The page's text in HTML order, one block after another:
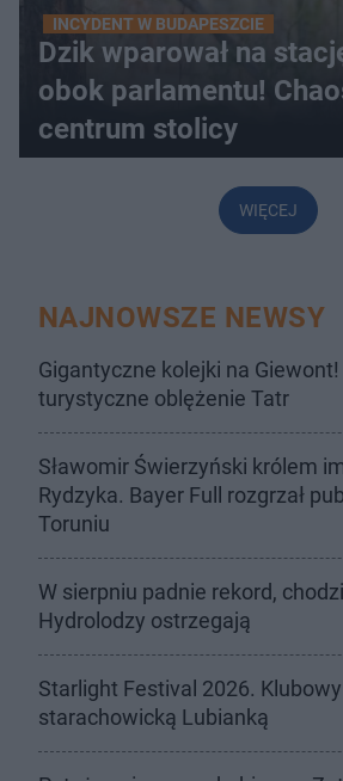
INCYDENT W BUDAPESZCIE
Dzik wparował na
obok parlamentu!
centrum stolicy
WIĘCEJ
NAJNOWSZE NEWSY
Gigantyczne kolejki na
turystyczne oblężenie Tatr
Sławomir Świerzyński królem
Rydzyka. Bayer Full rozgrzał
Toruniu
W sierpniu padnie rekord, chodzi
Hydrolodzy ostrzegają
Starlight Festival 2026.
starachowicką Lubianką